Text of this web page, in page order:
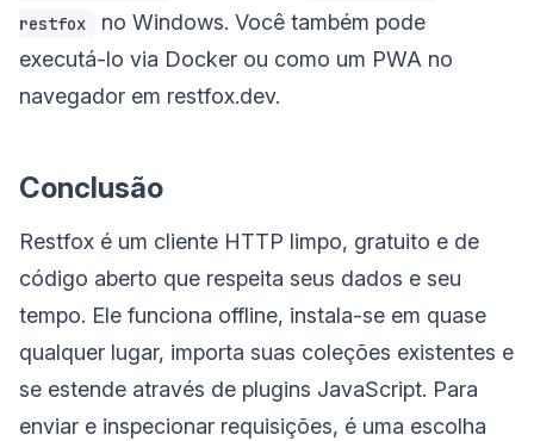
restfox
no Windows. Você também pode
executá-lo via Docker ou como um PWA no
navegador em restfox.dev.
Conclusão
Restfox é um cliente HTTP limpo, gratuito e de
código aberto que respeita seus dados e seu
tempo. Ele funciona offline, instala-se em quase
qualquer lugar, importa suas coleções existentes e
se estende através de plugins JavaScript. Para
enviar e inspecionar requisições, é uma escolha